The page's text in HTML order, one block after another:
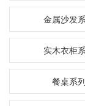
金属沙发
实木衣柜
餐桌系列